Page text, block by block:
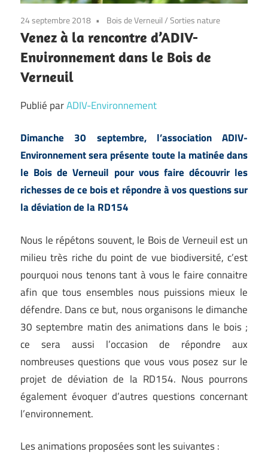
24 septembre 2018 Bois de Verneuil/Sorties nature
Venez à la rencontre d’ADIV-
Environnement dans le Bois de
Verneuil
Publié parADIV-Environnement
Dimanche 30 septembre, l’association ADIV-
Environnement sera présente toute la matinée dans
le Bois de Verneuil pour vous faire découvrir les
richesses de ce bois et répondre à vos questions sur
la déviation de la RD154
Nous le répétons souvent, le Bois de Verneuil est un
milieu très riche du point de vue biodiversité, c’est
pourquoi nous tenons tant à vous le faire connaitre
afin que tous ensembles nous puissions mieux le
défendre. Dans ce but, nous organisons le dimanche
30 septembre matin des animations dans le bois ;
ce sera aussi l’occasion de répondre aux
nombreuses questions que vous vous posez sur le
projet de déviation de la RD154. Nous pourrons
également évoquer d’autres questions concernant
l’environnement.
Les animations proposées sont les suivantes :